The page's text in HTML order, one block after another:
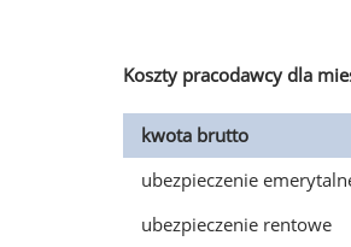
Koszty pracodawcy dla
kwota brutto
ubezpieczenie
ubezpieczenie rentowe